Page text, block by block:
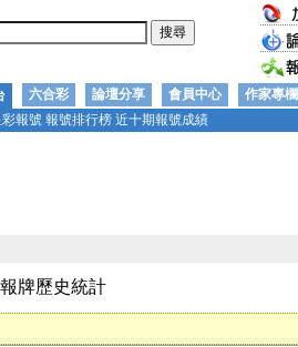
六合彩 論壇分享 會員中心
作家專欄
彩報號 報號排行榜 近十期報號成績
牌歷史統計